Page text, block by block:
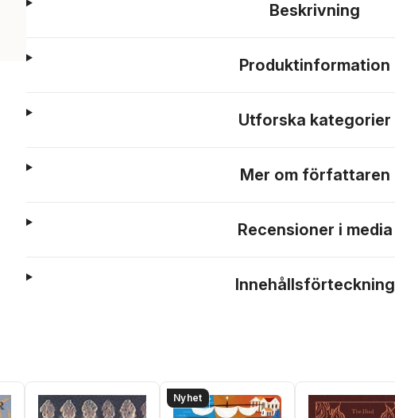
Beskrivning
Produktinformation
Utforska kategorier
Mer om författaren
Recensioner i media
Innehållsförteckning
Nyhet